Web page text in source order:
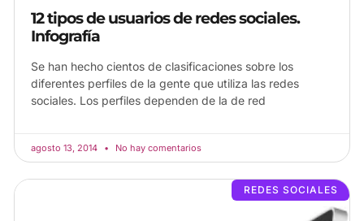
12 tipos de usuarios de redes sociales.
Infografía
Se han hecho cientos de clasificaciones sobre los
diferentes perfiles de la gente que utiliza las redes
sociales. Los perfiles dependen de la de red
agosto 13, 2014 No hay comentarios
REDES SOCIALES